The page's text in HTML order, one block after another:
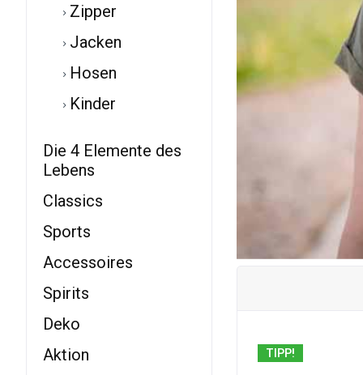
Zipper
Jacken
Hosen
Kinder
Die 4 Elemente des
Lebens
Classics
Sports
Accessoires
Spirits
Deko
Aktion
TIPP!